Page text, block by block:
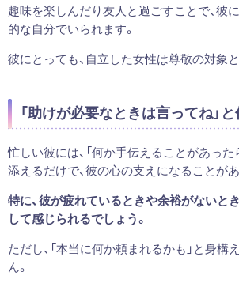
趣味を楽しんだり友人と過ごすことで、彼
的な自分でいられます。
彼にとっても、自立した女性は尊敬の対象
「助けが必要なときは言ってね」
忙しい彼には、「何か手伝えることがあった
添えるだけで、彼の心の支えになることがあ
特に、彼が疲れているときや余裕がないと
して感じられるでしょう。
ただし、「本当に何か頼まれるかも」と身
ん。